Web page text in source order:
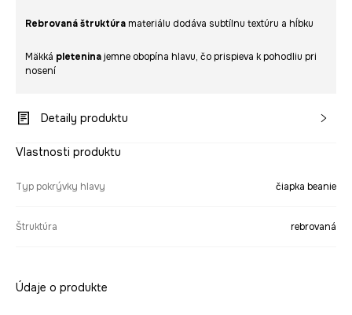
Rebrovaná štruktúra materiálu dodáva subtílnu textúru a hĺbku
Mäkká pleteninajemne obopína hlavu, čo prispieva k pohodliu pri
nosení
Detaily produktu
Vlastnosti produktu
Typ pokrývky hlavy čiapka beanie
Štruktúra rebrovaná
Údaje o produkte